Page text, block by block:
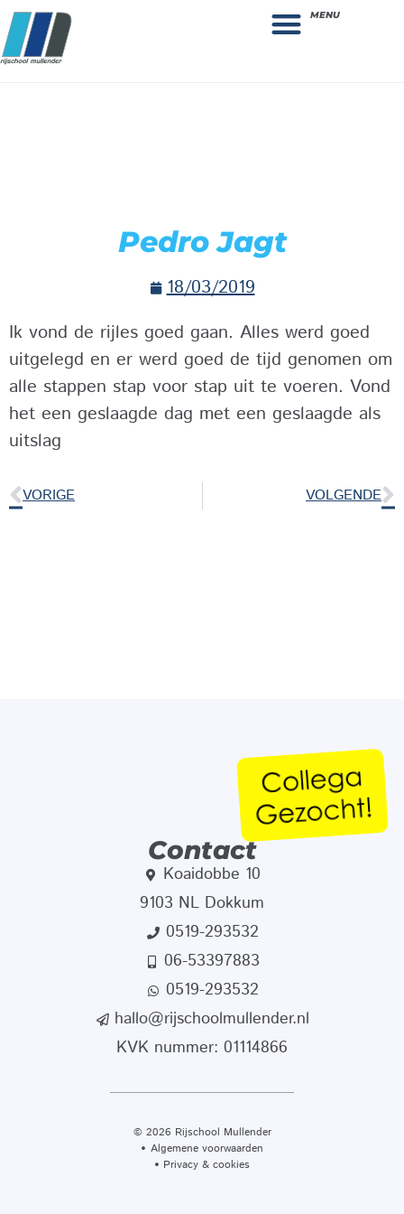
MENU
Pedro Jagt
18/03/2019
Ik vond de rijles goed gaan. Alles werd goed
uitgelegd en er werd goed de tijd genomen om
alle stappen stap voor stap uit te voeren. Vond
het een geslaagde dag met een geslaagde als
uitslag
VORIGE VOLGENDE
Contact
Koaidobbe 10
9103 NL Dokkum
0519-293532
06-53397883
0519-293532
hallo@rijschoolmullender.nl
KVK nummer: 01114866
© 2026 Rijschool Mullender
Algemene voorwaarden
Privacy & cookies